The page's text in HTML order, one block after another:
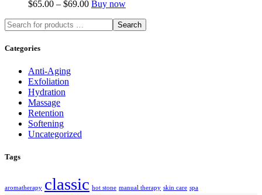
$65.00 – $69.00 Buy now
Search
Categories
Anti-Aging
Exfoliation
Hydration
Massage
Retention
Softening
Uncategorized
Tags
aromatherapy classic hot stone manual therapy skin care spa